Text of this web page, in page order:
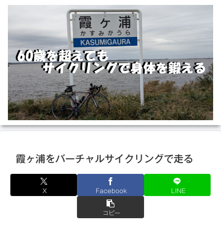
霞ヶ浦をバーチャルサイクリングで走る
X Facebook LINE
コピー